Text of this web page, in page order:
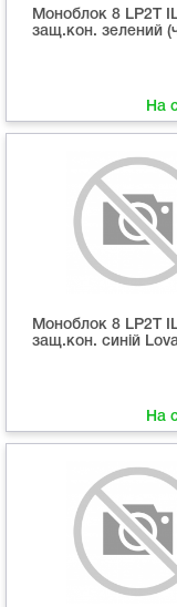
Моноблок 8 LP2T
защ.кон. зелений
На
Моноблок 8 LP2T
защ.кон. синій
На